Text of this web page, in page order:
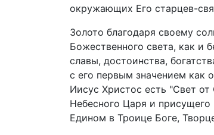
окружающих Его старцев-
Золото благодаря своему
Божественного света, как и
славы, достоинства,
с его первым значением как
Иисус Христос есть "Свет от
Небесного Царя и
Едином в Троице Боге,